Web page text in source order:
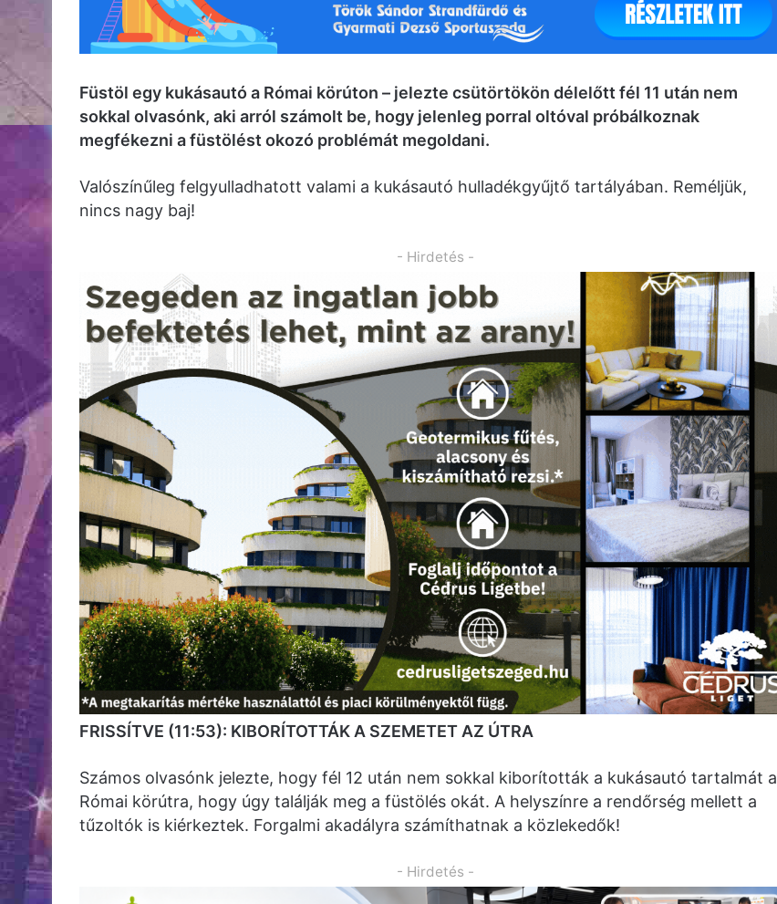
Füstöl egy kukásautó a Római körúton – jelezte csütörtökön délelőtt fél 11 után nem
sokkal olvasónk, aki arról számolt be, hogy jelenleg porral oltóval próbálkoznak
megfékezni a füstölést okozó problémát megoldani.
Valószínűleg felgyulladhatott valami a kukásautó hulladékgyűjtő tartályában. Reméljük,
nincs nagy baj!
- Hirdetés -
FRISSÍTVE (11:53): KIBORÍTOTTÁK A SZEMETET AZ ÚTRA
Számos olvasónk jelezte, hogy fél 12 után nem sokkal kiborították a kukásautó tartalmát a
Római körútra, hogy úgy találják meg a füstölés okát. A helyszínre a rendőrség mellett a
tűzoltók is kiérkeztek. Forgalmi akadályra számíthatnak a közlekedők!
- Hirdetés -